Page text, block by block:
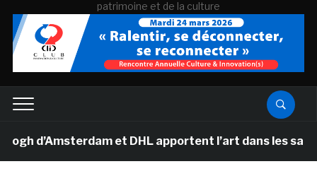
patrimoine et de la culture
d’Amsterdam et DHL apportent l’art dans les salles